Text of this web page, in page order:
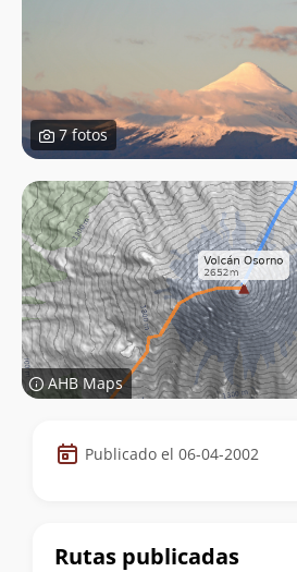
7 fotos
AHB Maps
Datos
de
cumbre
Publicado el 06-04-2002
Rutas publicadas